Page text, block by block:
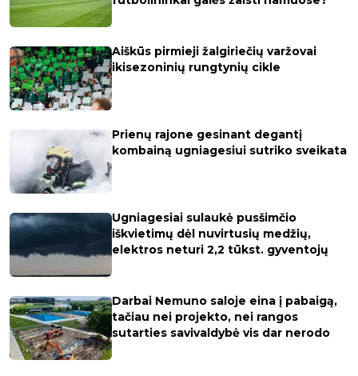
Aiškūs pirmieji žalgiriečių varžovai
ikisezoninių rungtynių cikle
Prienų rajone gesinant degantį
kombainą ugniagesiui sutriko sveikata
Ugniagesiai sulaukė pusšimčio
iškvietimų dėl nuvirtusių medžių,
elektros neturi 2,2 tūkst. gyventojų
Darbai Nemuno saloje eina į pabaigą,
tačiau nei projekto, nei rangos
sutarties savivaldybė vis dar nerodo